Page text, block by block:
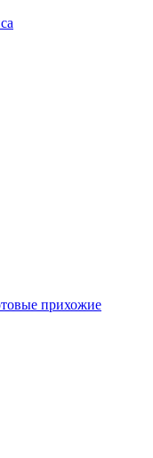
прихожие